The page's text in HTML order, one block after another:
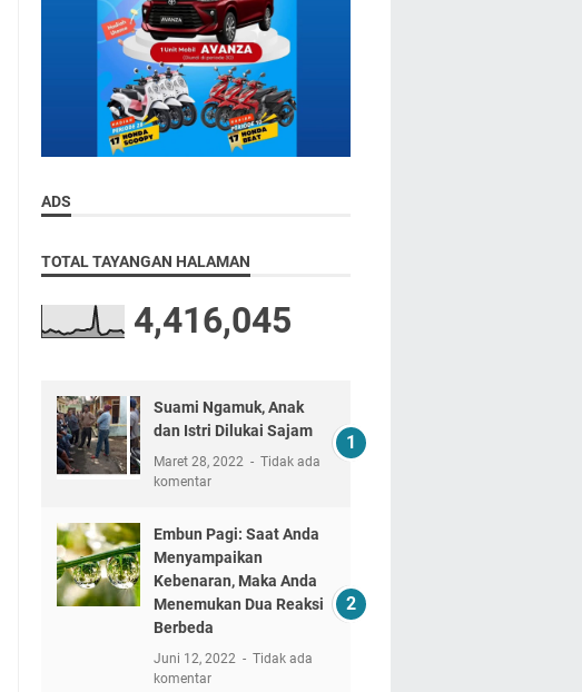
ADS
TOTAL TAYANGAN HALAMAN
4,416,045
Suami Ngamuk, Anak
dan Istri Dilukai Sajam
Maret 28, 2022
Tidak ada
komentar
Embun Pagi: Saat Anda
Menyampaikan
Kebenaran, Maka Anda
Menemukan Dua Reaksi
Berbeda
Juni 12, 2022
Tidak ada
komentar